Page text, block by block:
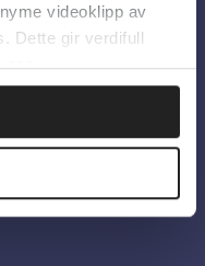
videoklipp av
Dette gir verdifull
oss.